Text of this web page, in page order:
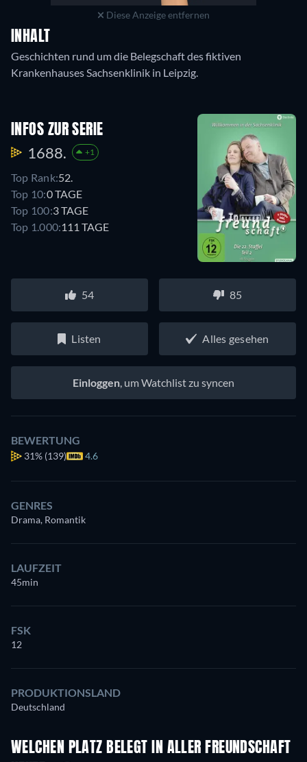
Diese Anzeige entfernen
INHALT
Geschichten rund um die Belegschaft des fiktiven
Krankenhauses Sachsenklinik in Leipzig.
INFOS ZUR SERIE
1688. +1
Top Rank:52.
Top 10:0 TAGE
Top 100:3 TAGE
Top 1.000:111 TAGE
54 85
Listen Alles gesehen
Einloggen, um Watchlist zu syncen
BEWERTUNG
31% (139) 4.6
GENRES
Drama, Romantik
LAUFZEIT
45min
FSK
12
PRODUKTIONSLAND
Deutschland
WELCHEN PLATZ BELEGT IN ALLER FREUNDSCHAFT